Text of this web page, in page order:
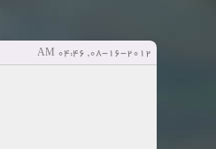
شروع کننده: elmi.alireza70
for night - Real-life Females
08-16-2012, 04:46 AM